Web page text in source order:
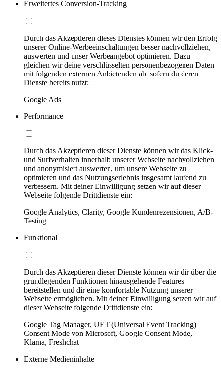
Erweitertes Conversion-Tracking
Durch das Akzeptieren dieses Dienstes können wir den Erfolg
unserer Online-Werbeeinschaltungen besser nachvollziehen,
auswerten und unser Werbeangebot optimieren. Dazu
gleichen wir deine verschlüsselten personenbezogenen Daten
mit folgenden externen Anbietenden ab, sofern du deren
Dienste bereits nutzt:
Google Ads
Performance
Durch das Akzeptieren dieser Dienste können wir das Klick-
und Surfverhalten innerhalb unserer Webseite nachvollziehen
und anonymisiert auswerten, um unsere Webseite zu
optimieren und das Nutzungserlebnis insgesamt laufend zu
verbessern. Mit deiner Einwilligung setzen wir auf dieser
Webseite folgende Drittdienste ein:
Google Analytics, Clarity, Google Kundenrezensionen, A/B-
Testing
Funktional
Durch das Akzeptieren dieser Dienste können wir dir über die
grundlegenden Funktionen hinausgehende Features
bereitstellen und dir eine komfortable Nutzung unserer
Webseite ermöglichen. Mit deiner Einwilligung setzen wir auf
dieser Webseite folgende Drittdienste ein:
Google Tag Manager, UET (Universal Event Tracking)
Consent Mode von Microsoft, Google Consent Mode,
Klarna, Freshchat
Externe Medieninhalte